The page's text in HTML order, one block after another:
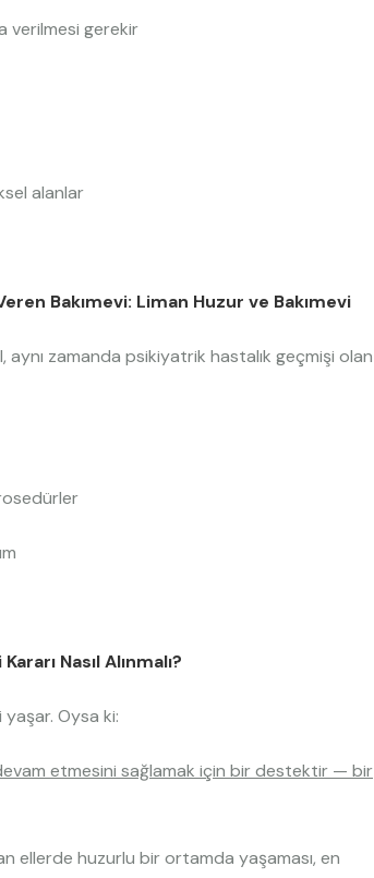
verilmesi gerekir
alanlar
Bakımevi: Liman Huzur ve Bakımevi
aynı zamanda psikiyatrik hastalık geçmişi olan
Nasıl Alınmalı?
Oysa ki:
etmesini sağlamak için bir destektir — bir
ellerde huzurlu bir ortamda yaşaması, en